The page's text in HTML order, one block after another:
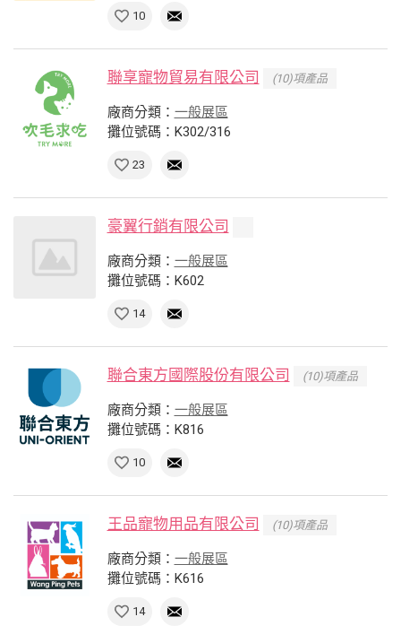
10
聯享寵物貿易有限公司 (10)項產品
廠商分類： 一般展區
攤位號碼：K302/316
23
豪翼行銷有限公司
廠商分類： 一般展區
攤位號碼：K602
14
聯合東方國際股份有限公司 (10)項產品
廠商分類： 一般展區
攤位號碼：K816
10
王品寵物用品有限公司 (10)項產品
廠商分類： 一般展區
攤位號碼：K616
14